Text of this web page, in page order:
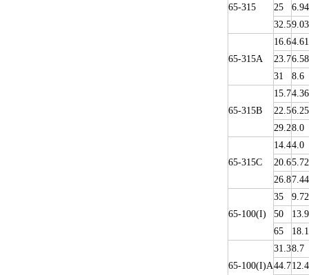
65-315
25
6.94
32.59.03
65-315A
16.64.61
23.76.58
31
8.6
65-315B
15.74.36
22.56.25
29.28.0
65-315C
14.44.0
20.65.72
26.87.44
65-100(I)
35
9.72
50
13.9
65
18.1
65-100(I)A
31.38.7
44.712.4